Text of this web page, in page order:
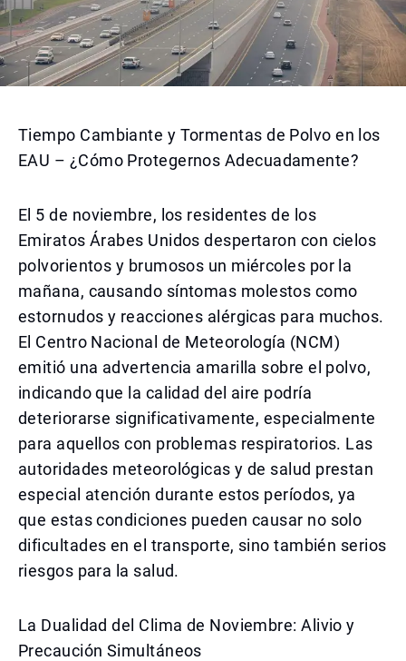
Tiempo Cambiante y Tormentas de Polvo en los
EAU – ¿Cómo Protegernos Adecuadamente?
El 5 de noviembre, los residentes de los
Emiratos Árabes Unidos despertaron con cielos
polvorientos y brumosos un miércoles por la
mañana, causando síntomas molestos como
estornudos y reacciones alérgicas para muchos.
El Centro Nacional de Meteorología (NCM)
emitió una advertencia amarilla sobre el polvo,
indicando que la calidad del aire podría
deteriorarse significativamente, especialmente
para aquellos con problemas respiratorios. Las
autoridades meteorológicas y de salud prestan
especial atención durante estos períodos, ya
que estas condiciones pueden causar no solo
dificultades en el transporte, sino también serios
riesgos para la salud.
La Dualidad del Clima de Noviembre: Alivio y
Precaución Simultáneos